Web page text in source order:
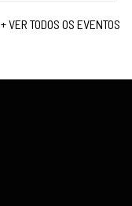
+ VER TODOS OS EVENTOS